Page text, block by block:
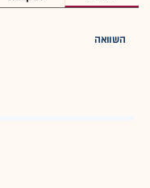
השוואה